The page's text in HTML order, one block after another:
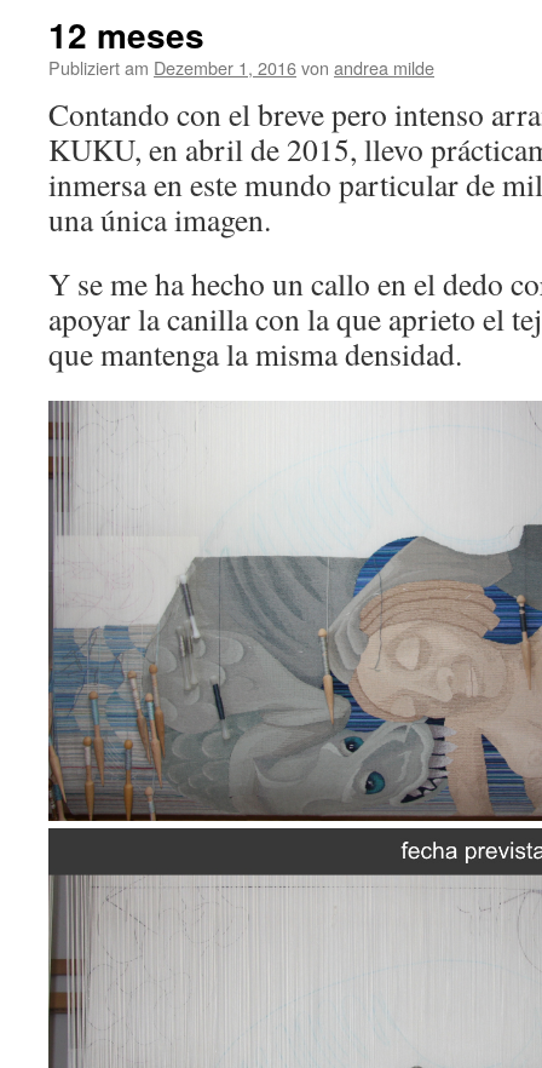
12 meses
Publiziert am Dezember 1, 2016von andrea milde
Contando con el breve pero intenso
KUKU, en abril de 2015, llevo
inmersa en este mundo particular de
una única imagen.
Y se me ha hecho un callo en el dedo
apoyar la canilla con la que aprieto el
que mantenga la misma densidad.